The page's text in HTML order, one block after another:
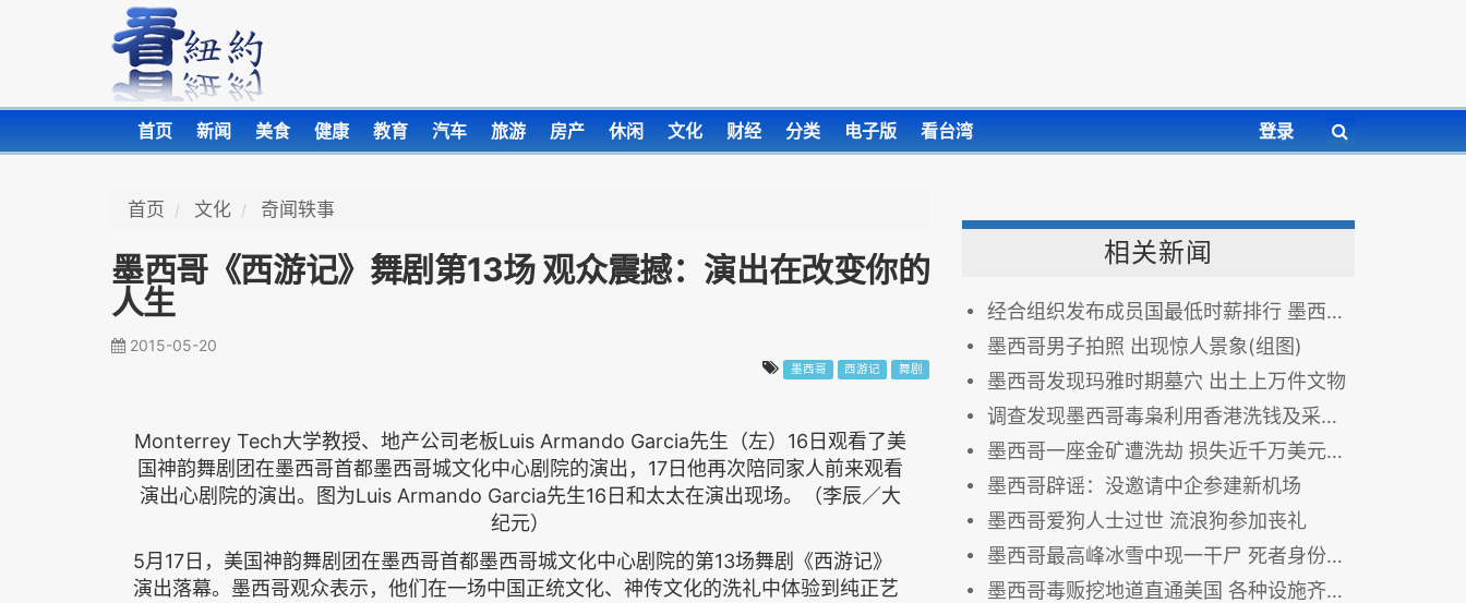
首页 新闻 美食 健康 教育 汽车 旅游 房产 休闲 文化 财经 分类 电子版 看台湾 登录
首页 文化 奇闻轶事
墨西哥《西游记》舞剧第13场 观众震撼：演出在改变你的
人生
2015-05-20
墨西哥 西游记 舞剧
Monterrey Tech大学教授、地产公司老板Luis Armando Garcia先生（左）16日观看了美
国神韵舞剧团在墨西哥首都墨西哥城文化中心剧院的演出，17日他再次陪同家人前来观看
演出心剧院的演出。图为Luis Armando Garcia先生16日和太太在演出现场。（李辰／大
纪元）
5月17日，美国神韵舞剧团在墨西哥首都墨西哥城文化中心剧院的第13场舞剧《西游记》
演出落幕。墨西哥观众表示，他们在一场中国正统文化、神传文化的洗礼中体验到纯正艺
相关新闻
经合组织发布成员国最低时薪排行 墨西哥仅1美元
墨西哥男子拍照 出现惊人景象(组图)
墨西哥发现玛雅时期墓穴 出土上万件文物
调查发现墨西哥毒枭利用香港洗钱及采购制毒原料
墨西哥一座金矿遭洗劫 损失近千万美元(图)
墨西哥辟谣：没邀请中企参建新机场
墨西哥爱狗人士过世 流浪狗参加丧礼
墨西哥最高峰冰雪中现一干尸 死者身份不明
墨西哥毒贩挖地道直通美国 各种设施齐全(图)